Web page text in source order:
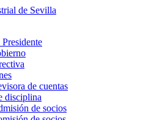
de cuentas
disciplina
de socios